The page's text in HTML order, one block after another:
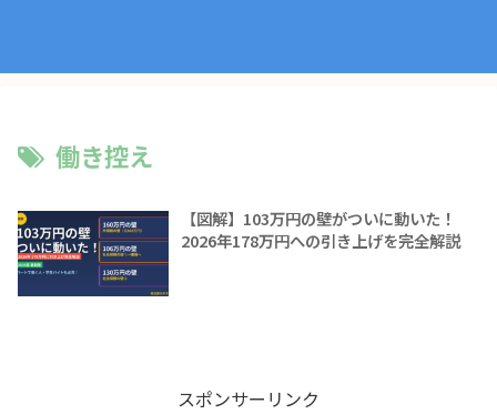
働き控え
【図解】103万円の壁がついに動いた！
2026年178万円への引き上げを完全解説
スポンサーリンク